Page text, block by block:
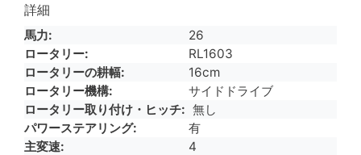
詳細
馬力
26
ロータリー
RL1603
ロータリーの耕幅
16cm
ロータリー機構
サイドドライブ
ロータリー取り付け・ヒッチ
無し
パワーステアリング
有
主変速
4